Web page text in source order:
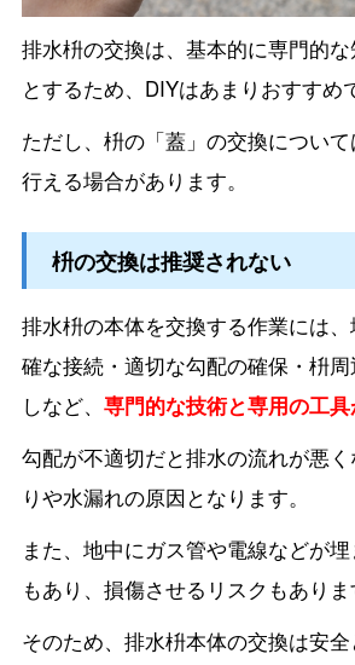
排水枡の交換は、基本的に専門的
とするため、DIYはあまりおすすめ
ただし、枡の「蓋」の交換につい
行える場合があります。
枡の交換は推奨されない
排水枡の本体を交換する作業には
確な接続・適切な勾配の確保・枡
しなど、 専門的な技術と専用の工
勾配が不適切だと排水の流れが悪
りや水漏れの原因となります。
また、地中にガス管や電線などが
もあり、損傷させるリスクもありま
そのため、排水枡本体の交換は安